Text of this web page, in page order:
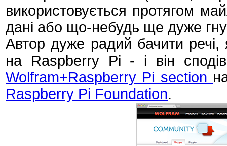
використовується протягом
дані або що-небудь ще дуже
Автор дуже радий бачити
на Raspberry Pi - і він
Wolfram+Raspberry Pi section
Raspberry Pi Foundation.